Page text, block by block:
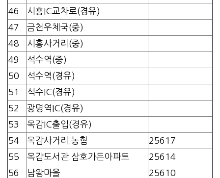
46
시흥IC교차로(경유)
47
금천우체국(중)
48
시흥사거리(중)
49
석수역(중)
50
석수역(경유)
51
석수IC(경유)
52
광명역IC(경유)
53
목감IC출입(경유)
54
목감사거리.농협
25617
55
목감도서관.삼호가든아파트
25614
56
남왕마을
25610